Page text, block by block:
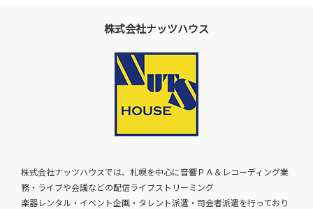
株式会社ナッツハウス
株式会社ナッツハウスでは、札幌を中心に音響ＰＡ＆レコーディング業
務・ライブや会議などの配信ライブストリーミング
楽器レンタル・イベント企画・タレント派遣・司会者派遣を行っており